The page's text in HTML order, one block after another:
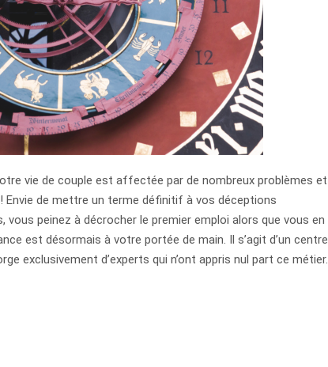
vie de couple est affectée par de nombreux problèmes et
de mettre un terme définitif à vos déceptions
peinez à décrocher le premier emploi alors que vous en
est désormais à votre portée de main. Il s’agit d’un centre
exclusivement d’experts qui n’ont appris nul part ce métier.